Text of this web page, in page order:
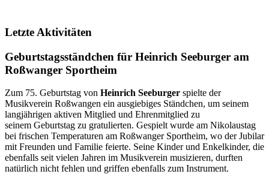
Letzte Aktivitäten
Geburtstagsständchen für Heinrich Seeburger am
Roßwanger Sportheim
Zum 75. Geburtstag von Heinrich Seeburger spielte der
Musikverein Roßwangen ein ausgiebiges Ständchen, um seinem
langjährigen aktiven Mitglied und Ehrenmitglied zu
seinem Geburtstag zu gratulierten. Gespielt wurde am Nikolaustag
bei frischen Temperaturen am Roßwanger Sportheim, wo der Jubilar
mit Freunden und Familie feierte. Seine Kinder und Enkelkinder, die
ebenfalls seit vielen Jahren im Musikverein musizieren, durften
natürlich nicht fehlen und griffen ebenfalls zum Instrument.